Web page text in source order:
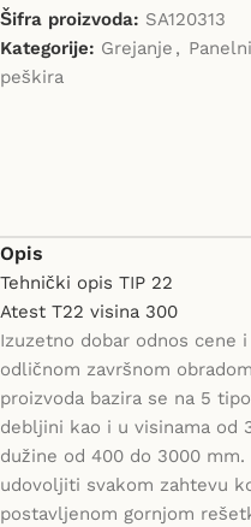
Šifra proizvoda: SA120313
Kategorije: Grejanje ,
peškira
Opis
Tehnički opis TIP 22
Atest T22 visina 300
Izuzetno dobar odnos cene
odličnom završnom
proizvoda bazira se na 5
debljini kao i u visinama od
dužine od 400 do 3000
udovoljiti svakom zahtevu
postavljenom gornjom